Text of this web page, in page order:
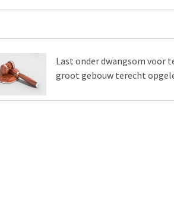
Last onder dwangsom voor
groot gebouw terecht